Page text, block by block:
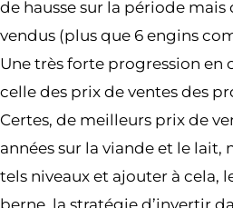
de hausse sur la période
vendus (plus que 6 engins
Une très forte progression en
celle des prix de ventes des
Certes, de meilleurs prix de
années sur la viande et le lait,
tels niveaux et ajouter à cela,
berne, la stratégie d’invertir